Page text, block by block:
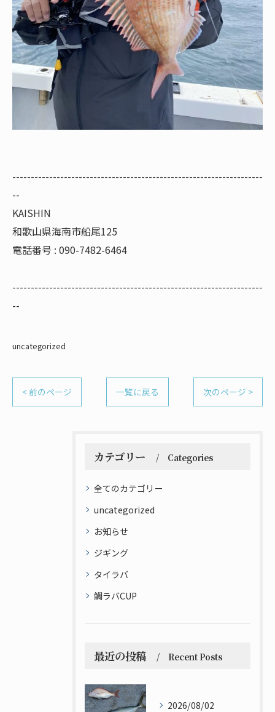
--------------------------------------------------------------------
--
KAISHIN
和歌山県海南市船尾125
電話番号 : 090-7482-6464
--------------------------------------------------------------------
--
uncategorized
< 前のページ 一覧に戻る 次のページ >
カテゴリー Categories
全てのカテゴリー
uncategorized
お知らせ
ジギング
タイラバ
鯛ラバCUP
最近の投稿 Recent Posts
2026/08/02